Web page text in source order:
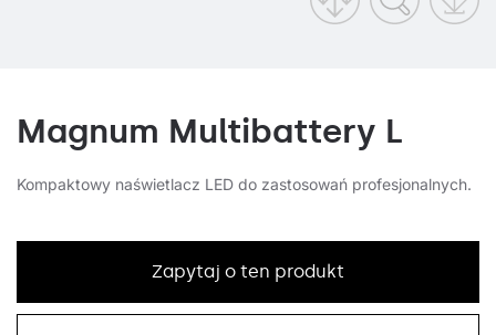
Magnum Multibattery L
Kompaktowy naświetlacz LED do zastosowań profesjonalnych.
Zapytaj o ten produkt